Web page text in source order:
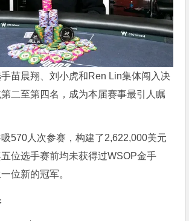
苗晨翔、刘小虎和Ren Lin集体闯入决
二至第四名，成为本届赛事最引人瞩
570人次参赛，构建了2,622,000美元
位选手赛前均未获得过WSOP金手
位新的冠军。